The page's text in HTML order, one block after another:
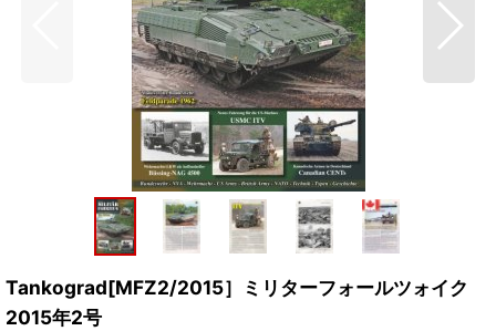
Tankograd[MFZ2/2015］ミリターフォールツォイク
2015年2号